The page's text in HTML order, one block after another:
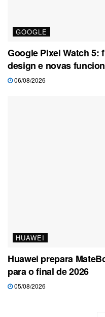
GOOGLE
Google Pixel Watch 5:
design e novas
06/08/2026
HUAWEI
Huawei prepara
para o final de 2026
05/08/2026